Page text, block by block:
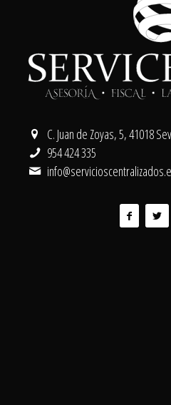
C. Juan de Zoyas, 5, 41018
954 424 335